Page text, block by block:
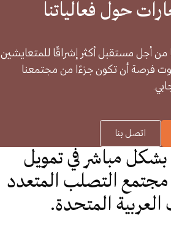
حول فعالياتنا
أجل مستقبل أكثر إشراقًا للمتعايشين
فرصة أن تكون جزءًا من مجتمعنا
اتصل بنا
مباشر في تمويل
التصلب المتعدد
العربية المتحدة.